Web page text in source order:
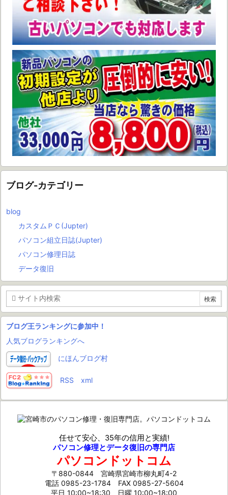
ブログ-カテゴリー
blog
カスタムＰＣ(Jupter)
パソコン組立日誌(Jupter)
パソコン修理日誌
データ復旧
ブログ王ランキングに参加中！
人気ブログランキングへ
にほんブログ村
RSS xml
任せて安心、35年の信用と実績!
パソコン修理とデータ復旧の専門店
パソコンドットコム
〒880-0844 宮崎県宮崎市柳丸町4-2
電話 0985-23-1784FAX 0985-27-5604
平日 10:00~18:30 日曜 10:00~18:00